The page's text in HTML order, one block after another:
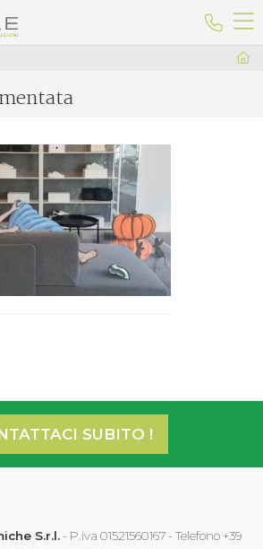
SUBITO !
S.r.l. - P.iva 01521560167 - Telefono +39